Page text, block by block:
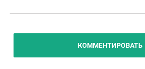
КОММЕНТИРОВАТЬ